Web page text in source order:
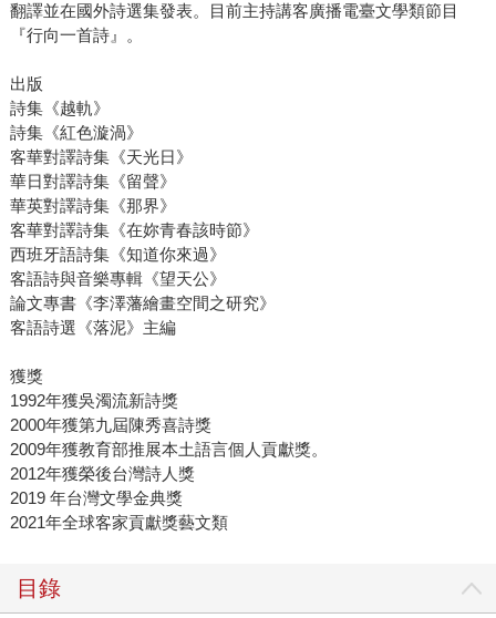
翻譯並在國外詩選集發表。目前主持講客廣播電臺文學類節目
『行向一首詩』。
出版
詩集《越軌》
詩集《紅色漩渦》
客華對譯詩集《天光日》
華日對譯詩集《留聲》
華英對譯詩集《那界》
客華對譯詩集《在妳青春該時節》
西班牙語詩集《知道你來過》
客語詩與音樂專輯《望天公》
論文專書《李澤藩繪畫空間之研究》
客語詩選《落泥》主編
獲獎
1992年獲吳濁流新詩獎
2000年獲第九屆陳秀喜詩獎
2009年獲教育部推展本土語言個人貢獻獎。
2012年獲榮後台灣詩人獎
2019 年台灣文學金典獎
2021年全球客家貢獻獎藝文類
目錄